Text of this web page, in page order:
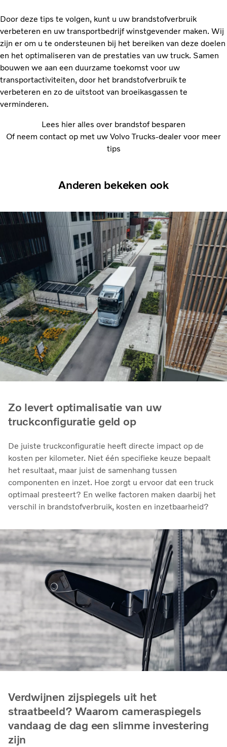
Door deze tips te volgen, kunt u uw brandstofverbruik
verbeteren en uw transportbedrijf winstgevender maken. Wij
zijn er om u te ondersteunen bij het bereiken van deze doelen
en het optimaliseren van de prestaties van uw truck. Samen
bouwen we aan een duurzame toekomst voor uw
transportactiviteiten, door het brandstofverbruik te
verbeteren en zo de uitstoot van broeikasgassen te
verminderen.
Lees hier alles over brandstof besparen
Of neem contact op met uw Volvo Trucks-dealer voor meer
tips
Anderen bekeken ook
Zo levert optimalisatie van uw
truckconfiguratie geld op
De juiste truckconfiguratie heeft directe impact op de
kosten per kilometer. Niet één specifieke keuze bepaalt
het resultaat, maar juist de samenhang tussen
componenten en inzet. Hoe zorgt u ervoor dat een truck
optimaal presteert? En welke factoren maken daarbij het
verschil in brandstofverbruik, kosten en inzetbaarheid?
Verdwijnen zijspiegels uit het
straatbeeld? Waarom cameraspiegels
vandaag de dag een slimme investering
zijn